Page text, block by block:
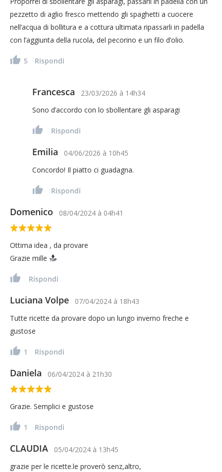
pezzetto di aglio fresco mettendo gli spaghetti a cuocere
nell’acqua di bollitura e a cottura ultimata ripassarli in padella
con l’aggiunta della rucola, del pecorino e un filo d’olio.
5 Rispondi
Francesca 23/03/2026 à 14h34
Sono d’accordo con lo sbollentare gli asparagi
Rispondi
Emilia 04/06/2026 à 10h45
Concordo! Il piatto ci guadagna.
Rispondi
Domenico 08/04/2024 à 04h41
Ottima idea , da provare
Grazie mille
Rispondi
Luciana Volpe 07/04/2024 à 18h43
Tutte ricette da provare dopo un lungo inverno freche e
gustose
1 Rispondi
Daniela 06/04/2024 à 21h30
Grazie. Semplici e gustose
1 Rispondi
CLAUDIA 05/04/2024 à 13h45
grazie per le ricette.le proverò senz,altro,